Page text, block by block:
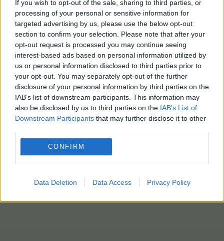
If you wish to opt-out of the sale, sharing to third parties, or
processing of your personal or sensitive information for
targeted advertising by us, please use the below opt-out
section to confirm your selection. Please note that after your
opt-out request is processed you may continue seeing
interest-based ads based on personal information utilized by
us or personal information disclosed to third parties prior to
your opt-out. You may separately opt-out of the further
disclosure of your personal information by third parties on the
IAB’s list of downstream participants. This information may
also be disclosed by us to third parties on the IAB’s List of
Downstream Participants that may further disclose it to other
CONFIRM
Data Deletion Data Access Privacy Policy